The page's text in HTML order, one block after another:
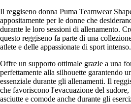
Il reggiseno donna Puma Teamwear
appositamente per le donne che
durante le loro sessioni di allenamento.
questo reggiseno fa parte di una
atlete e delle appassionate di sport intenso.
Offre un supporto ottimale grazie a una
perfettamente alla silhouette garantendo
essenziale durante gli allenamenti. Il
che favoriscono l'evacuazione del
asciutte e comode anche durante gli